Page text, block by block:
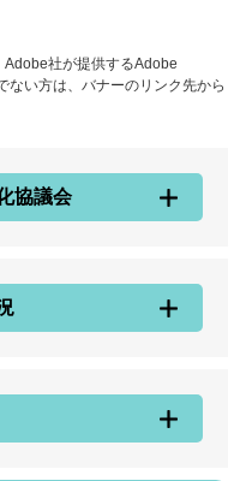
Adobe社が提供するAdobe
ない方は、バナーのリンク先から
協議会